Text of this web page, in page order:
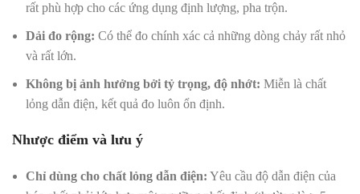
rất phù hợp cho các ứng dụng định lượng, pha trộn.
Dải đo rộng: Có thể đo chính xác cả những dòng chảy rất nhỏ
và rất lớn.
Không bị ảnh hưởng bởi tỷ trọng, độ nhớt: Miễn là chất
lỏng dẫn điện, kết quả đo luôn ổn định.
Nhược điểm và lưu ý
Chỉ dùng cho chất lỏng dẫn điện: Yêu cầu độ dẫn điện của